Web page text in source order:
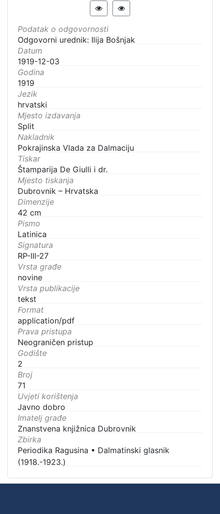
Podatak o odgovornosti
Odgovorni urednik: Ilija Bošnjak
Datum
1919-12-03
Godina
1919
Jezik
hrvatski
Mjesto izdavanja
Split
Nakladnik
Pokrajinska Vlada za Dalmaciju
Tiskar
Štamparija De Giulli i dr.
Mjesto tiskanja
Dubrovnik – Hrvatska
Dimenzije
42 cm
Pismo
Latinica
Signatura
RP-III-27
Vrsta građe
novine
Vrsta publikacije
tekst
Format
application/pdf
Prava pristupa
Neograničen pristup
Godište
2
Broj
71
Uvjeti korištenja
Javno dobro
Imatelj građe
Znanstvena knjižnica Dubrovnik
Zbirka
Periodika Ragusina • Dalmatinski glasnik
(1918.-1923.)